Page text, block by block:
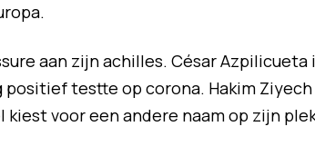
aan zijn achilles. César Azpilicueta
testte op corona. Hakim Ziyech
voor een andere naam op zijn